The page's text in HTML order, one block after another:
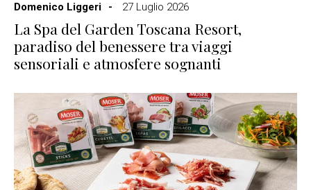
Domenico Liggeri
27 Luglio 2026
La Spa del Garden Toscana Resort,
paradiso del benessere tra viaggi
sensoriali e atmosfere sognanti